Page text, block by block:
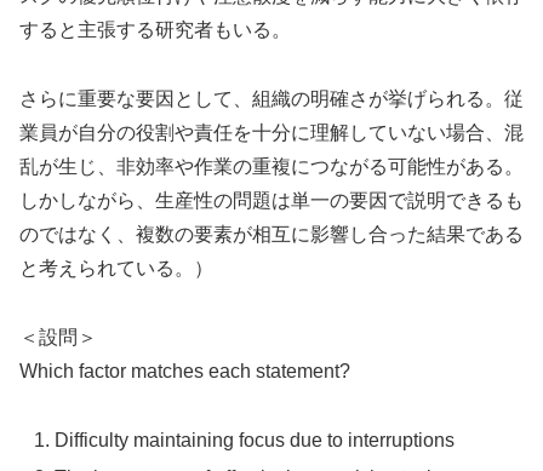
すると主張する研究者もいる。
さらに重要な要因として、組織の明確さが挙げられる。従
業員が自分の役割や責任を十分に理解していない場合、混
乱が生じ、非効率や作業の重複につながる可能性がある。
しかしながら、生産性の問題は単一の要因で説明できるも
のではなく、複数の要素が相互に影響し合った結果である
と考えられている。）
＜設問＞
Which factor matches each statement?
Difficulty maintaining focus due to interruptions